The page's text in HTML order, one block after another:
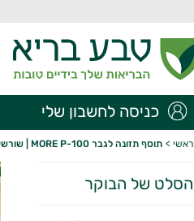
כניסה לחשבון שלי
ראשי > תוסף תזונה לגבר MORE P-100 | שורשים
הסלט של הבוקר